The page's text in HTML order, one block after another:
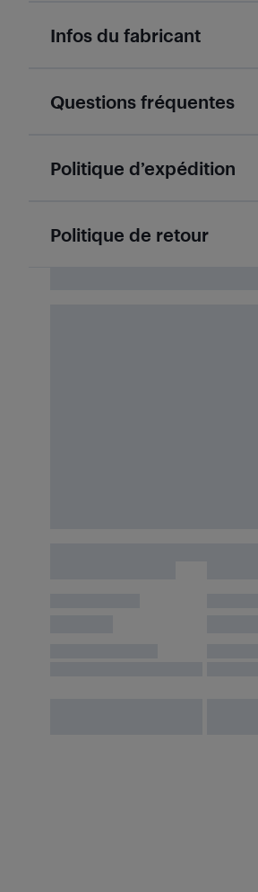
Infos du fabricant
Questions fréquentes
Politique d’expédition
Politique de retour